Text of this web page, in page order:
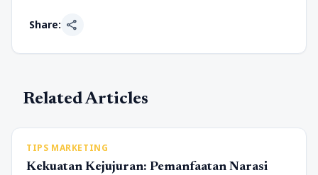
Share: share
Related Articles
TIPS MARKETING
Kekuatan Kejujuran: Pemanfaatan Narasi